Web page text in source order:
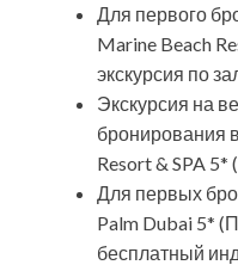
Для первого
Marine Beach
экскурсия по
Экскурсия на
бронирования
Resort & SPA
Для первых
Palm Dubai 5*
бесплатный